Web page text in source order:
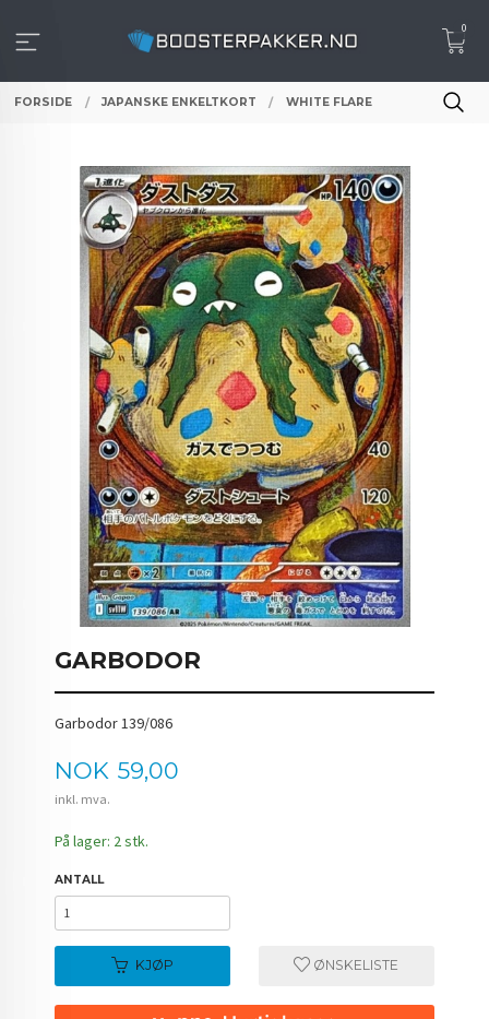
innholdet
0
FORSIDE JAPANSKE ENKELTKORT WHITE FLARE
GARBODOR
Garbodor 139/086
Pris
NOK 59,00
inkl. mva.
På lager: 2 stk.
ANTALL
KJØP ØNSKELISTE